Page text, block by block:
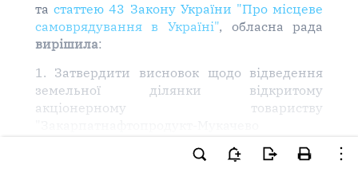
та статтею 43 Закону України "Про місцеве
самоврядування в Україні", обласна рада
вирішила:
1. Затвердити висновок щодо відведення
земельної ділянки відкритому
акціонерному товариству